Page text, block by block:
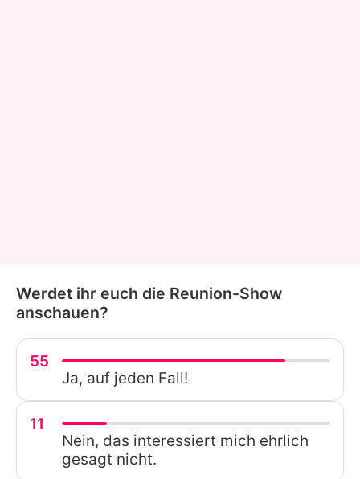
Werdet ihr euch die Reunion-Show
anschauen?
55
Ja, auf jeden Fall!
11
Nein, das interessiert mich ehrlich
gesagt nicht.